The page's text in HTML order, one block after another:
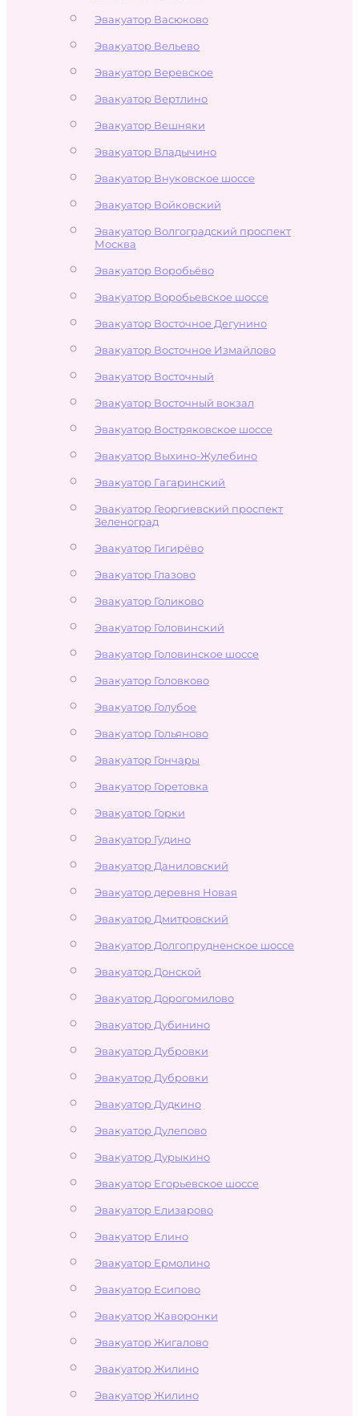
Эвакуатор Васюково
Эвакуатор Вельево
Эвакуатор Веревское
Эвакуатор Вертлино
Эвакуатор Вешняки
Эвакуатор Владычино
Эвакуатор Внуковское шоссе
Эвакуатор Войковский
Эвакуатор Волгоградский проспект
Москва
Эвакуатор Воробьёво
Эвакуатор Воробьевское шоссе
Эвакуатор Восточное Дегунино
Эвакуатор Восточное Измайлово
Эвакуатор Восточный
Эвакуатор Восточный вокзал
Эвакуатор Востряковское шоссе
Эвакуатор Выхино-Жулебино
Эвакуатор Гагаринский
Эвакуатор Георгиевский проспект
Зеленоград
Эвакуатор Гигирёво
Эвакуатор Глазово
Эвакуатор Голиково
Эвакуатор Головинский
Эвакуатор Головинское шоссе
Эвакуатор Головково
Эвакуатор Голубое
Эвакуатор Гольяново
Эвакуатор Гончары
Эвакуатор Горетовка
Эвакуатор Горки
Эвакуатор Гудино
Эвакуатор Даниловский
Эвакуатор деревня Новая
Эвакуатор Дмитровский
Эвакуатор Долгопрудненское шоссе
Эвакуатор Донской
Эвакуатор Дорогомилово
Эвакуатор Дубинино
Эвакуатор Дубровки
Эвакуатор Дубровки
Эвакуатор Дудкино
Эвакуатор Дулепово
Эвакуатор Дурыкино
Эвакуатор Егорьевское шоссе
Эвакуатор Елизарово
Эвакуатор Елино
Эвакуатор Ермолино
Эвакуатор Есипово
Эвакуатор Жаворонки
Эвакуатор Жигалово
Эвакуатор Жилино
Эвакуатор Жилино